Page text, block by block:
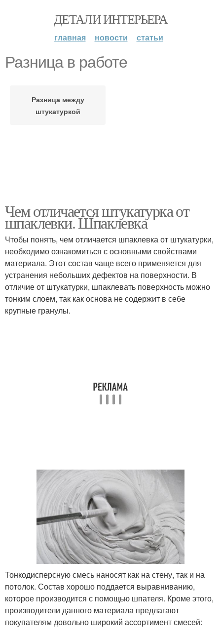
ДЕТАЛИ ИНТЕРЬЕРА
главная новости статьи
Разница в работе
Разница между
штукатуркой
Чем отличается штукатурка от
шпаклевки. Шпаклевка
Чтобы понять, чем отличается шпаклевка от штукатурки,
необходимо ознакомиться с основными свойствами
материала. Этот состав чаще всего применяется для
устранения небольших дефектов на поверхности. В
отличие от штукатурки, шпаклевать поверхность можно
тонким слоем, так как основа не содержит в себе
крупные гранулы.
Тонкодисперсную смесь наносят как на стену, так и на
потолок. Состав хорошо поддается выравниванию,
которое производится с помощью шпателя. Кроме этого,
производители данного материала предлагают
покупателям довольно широкий ассортимент смесей: